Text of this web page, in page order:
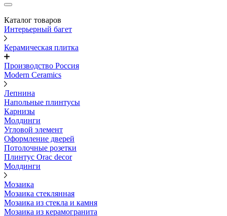
Каталог товаров
Интерьерный багет
Керамическая плитка
Производство Россия
Modern Ceramics
Лепнина
Напольные плинтусы
Карнизы
Молдинги
Угловой элемент
Оформление дверей
Потолочные розетки
Плинтус Orac decor
Молдинги
Мозаика
Мозаика стеклянная
Мозаика из стекла и камня
Мозаика из керамогранита